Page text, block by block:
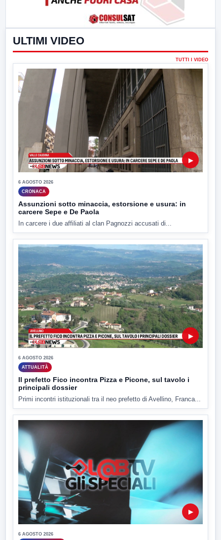
ULTIMI VIDEO
TUTTI I VIDEO
▶
6 AGOSTO 2026
CRONACA
Assunzioni sotto minaccia, estorsione e usura: in
carcere Sepe e De Paola
In carcere i due affiliati al clan Pagnozzi accusati di...
▶
6 AGOSTO 2026
ATTUALITÀ
Il prefetto Fico incontra Pizza e Picone, sul tavolo i
principali dossier
Primi incontri istituzionali tra il neo prefetto di Avellino, Franca...
▶
6 AGOSTO 2026